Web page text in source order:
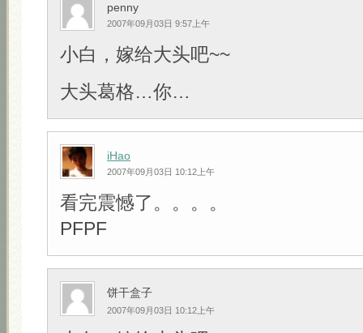
penny
2007年09月03日 9:57上午
小白，嫁给大头吧~~
大头葛格…你…
iHao
2007年09月03日 10:12上午
看完震憾了。。。。
PFPF
饼干盒子
2007年09月03日 10:12上午